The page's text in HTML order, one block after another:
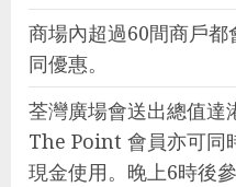
商場內超過60間商戶
同優惠。
荃灣廣場會送出總值達
The Point 會員亦可
現金使用。晚上6時後